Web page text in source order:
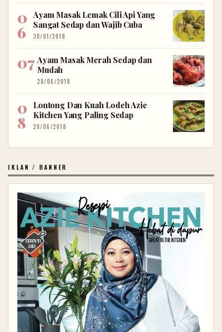
Ayam Masak Lemak Cili Api Yang
Sangat Sedap dan Wajib Cuba
30/01/2018
Ayam Masak Merah Sedap dan
Mudah
28/06/2018
Lontong Dan Kuah Lodeh Azie
Kitchen Yang Paling Sedap
20/06/2018
IKLAN / BANNER